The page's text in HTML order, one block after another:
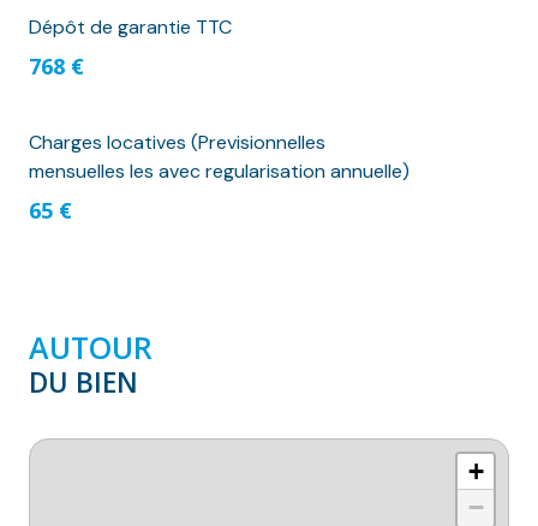
Dépôt de garantie TTC
768 €
Charges locatives (Previsionnelles
mensuelles les avec regularisation annuelle)
65 €
AUTOUR
DU BIEN
+
−